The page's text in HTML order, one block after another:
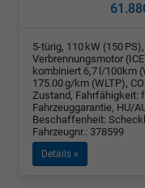
5-türig, 110 kW (150
Verbrennungsmotor
kombiniert 6,7 l/100km
175.00 g/km (WLTP),
Zustand, Fahrfähigkeit:
Fahrzeuggarantie, HU/
Beschaffenheit:
Fahrzeugnr.: 378599
Details »